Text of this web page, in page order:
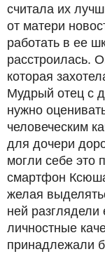
считала их
от матери
работать в ее
расстроилась.
которая
Мудрый отец с
нужно
человеческим
для дочери
могли себе это
смартфон
желая
ней разглядели
личностные
принадлежали